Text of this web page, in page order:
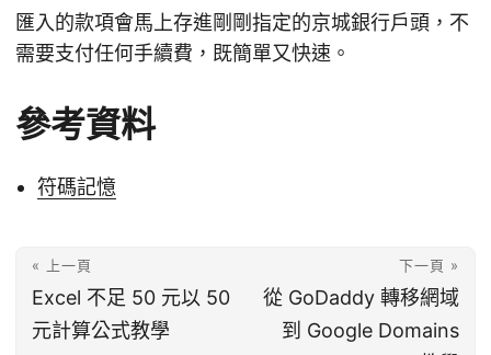
匯入的款項會馬上存進剛剛指定的京城銀行戶頭，不
需要支付任何手續費，既簡單又快速。
參考資料
符碼記憶
« 上一頁
Excel 不足 50 元以 50
元計算公式教學
下一頁 »
從 GoDaddy 轉移網域
到 Google Domains